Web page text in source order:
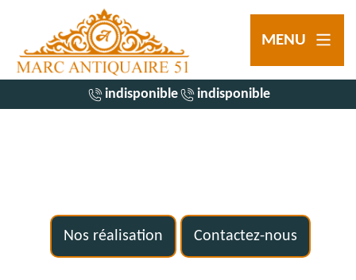
MENU
indisponible indisponible
Nos réalisation Contactez-nous